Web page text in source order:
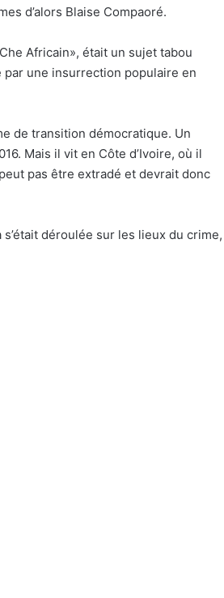
d’alors Blaise Compaoré.
Africain», était un sujet tabou
une insurrection populaire en
de transition démocratique. Un
Mais il vit en Côte d’Ivoire, où il
pas être extradé et devrait donc
déroulée sur les lieux du crime,